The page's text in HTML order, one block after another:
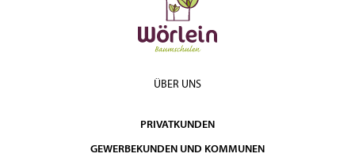
ÜBER UNS
PRIVATKUNDEN
GEWERBEKUNDEN UND KOMMUNEN